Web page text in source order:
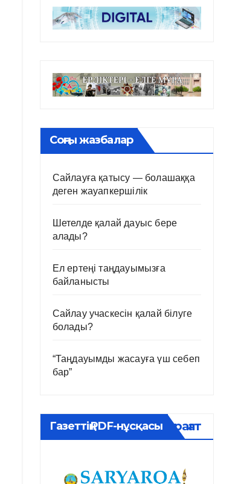
Соңғы жазбалар
Сайлауға қатысу — болашаққа
деген жауапкершілік
Шетелде қалай дауыс бере
алады?
Ел ертеңі таңдауымызға
байланысты
Сайлау учаскесін қалай білуге
болады?
“Таңдауымды жасауға үш себеп
бар”
Газеттің PDF-нұсқасыМұрағат